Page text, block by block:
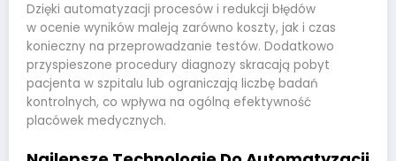
Dzięki automatyzacji procesów i redukcji błędów
w ocenie wyników maleją zarówno koszty, jak i czas
konieczny na przeprowadzanie testów. Dodatkowo
przyspieszone procedury diagnozy skracają pobyt
pacjenta w szpitalu lub ograniczają liczbę badań
kontrolnych, co wpływa na ogólną efektywność
placówek medycznych.